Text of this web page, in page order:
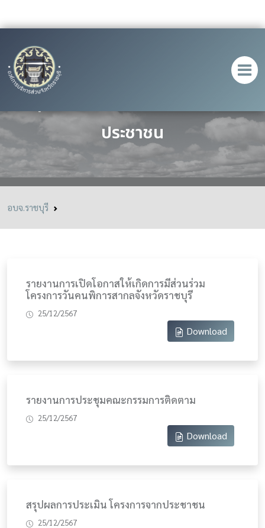
สรุปผลการประเมิน โครงการจาก
ประชาชน
อบจ.ราชบุรี
รายงานการเปิดโอกาสให้เกิดการมีส่วนร่วม
โครงการวันคนพิการสากลจังหวัดราชบุรี
25/12/2567
Download
รายงานการประชุมคณะกรรมการติดตาม
25/12/2567
Download
สรุปผลการประเมิน โครงการจากประชาชน
25/12/2567